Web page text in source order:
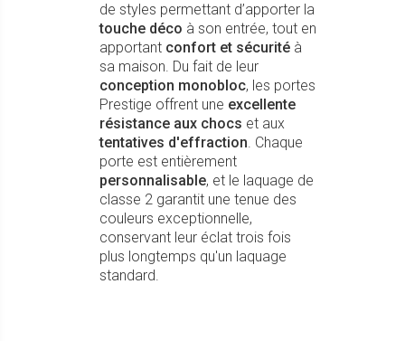
de styles permettant d’apporter la
touche déco à son entrée, tout en
apportant confort et sécurité à
sa maison. Du fait de leur
conception monobloc, les portes
Prestige offrent une excellente
résistance aux chocs et aux
tentatives d'effraction. Chaque
porte est entièrement
personnalisable, et le laquage de
classe 2 garantit une tenue des
couleurs exceptionnelle,
conservant leur éclat trois fois
plus longtemps qu'un laquage
standard.